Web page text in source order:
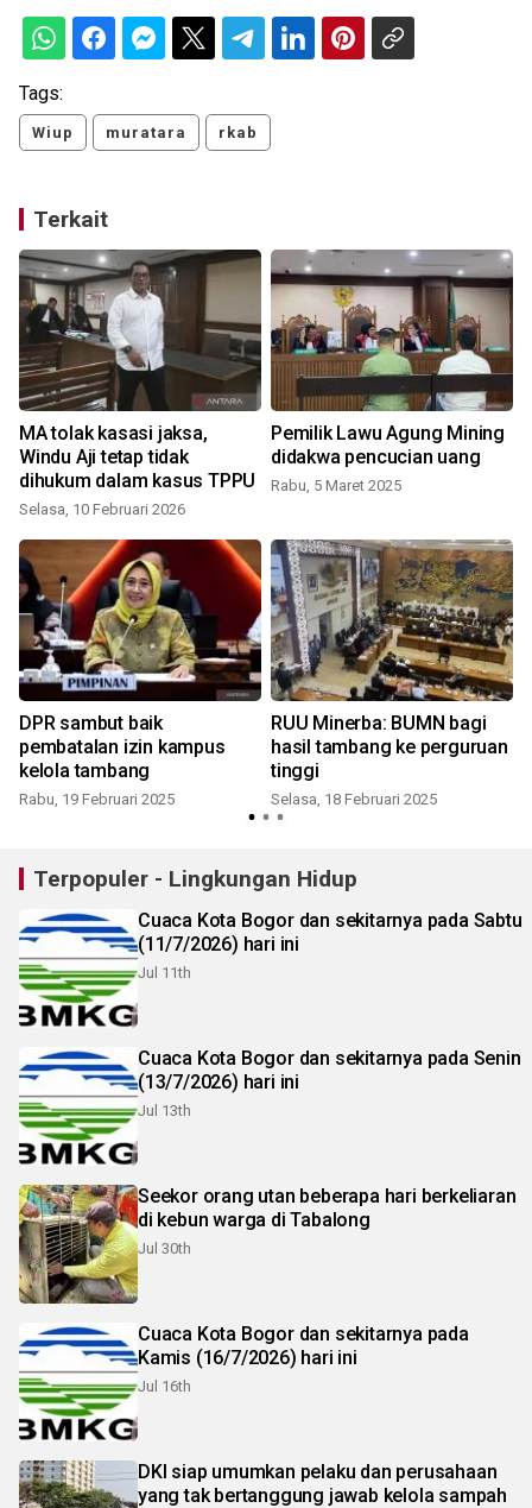
Tags:
Wiup muratara rkab
Terkait
MA tolak kasasi jaksa,
Windu Aji tetap tidak
dihukum dalam kasus TPPU
Selasa, 10 Februari 2026
Pemilik Lawu Agung Mining
didakwa pencucian uang
Rabu, 5 Maret 2025
DPR sambut baik
pembatalan izin kampus
kelola tambang
Rabu, 19 Februari 2025
RUU Minerba: BUMN bagi
hasil tambang ke perguruan
tinggi
Selasa, 18 Februari 2025
Terpopuler - Lingkungan Hidup
Cuaca Kota Bogor dan sekitarnya pada Sabtu
(11/7/2026) hari ini
Jul 11th
Cuaca Kota Bogor dan sekitarnya pada Senin
(13/7/2026) hari ini
Jul 13th
Seekor orang utan beberapa hari berkeliaran
di kebun warga di Tabalong
Jul 30th
Cuaca Kota Bogor dan sekitarnya pada
Kamis (16/7/2026) hari ini
Jul 16th
DKI siap umumkan pelaku dan perusahaan
yang tak bertanggung jawab kelola sampah